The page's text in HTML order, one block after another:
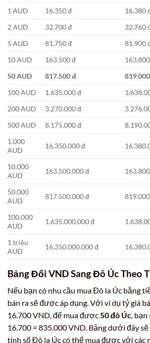
1 AUD 16.350 đ
16.380
2 AUD
32.700 đ
32.760
5 AUD
81.750 đ
81.900
10 AUD
163.500 đ
50 AUD
817.500 đ
100 AUD
1.635.000 đ
200 AUD
3.270.000 đ
500 AUD
8.175.000 đ
1.000
AUD
16.350.000 đ
10.000
AUD
163.500.000 đ
50.000
AUD
817.500.000 đ
100.000
AUD
1.635.000.000 đ
1 triệu
AUD
16.350.000.000 đ
Bảng Đổi VND Sang Đô Úc Theo
Nếu bạn có nhu cầu mua Đô la Úc bằng
bán ra sẽ được áp dụng. Với ví dụ tỷ giá
16.700 VND, để mua được50 đô Úc, bạn
16.700 = 835.000 VND. Bảng dưới đây
tính số Đô la Úc có thể mua được với các